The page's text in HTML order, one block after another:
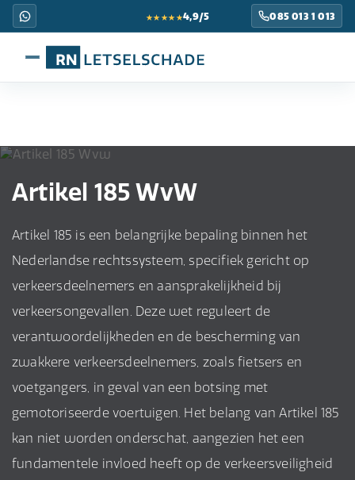
★★★★★4,9/5 085 013 1 013
Artikel 185 WvW
Artikel 185 is een belangrijke bepaling binnen het
Nederlandse rechtssysteem, specifiek gericht op
verkeersdeelnemers en aansprakelijkheid bij
verkeersongevallen. Deze wet reguleert de
verantwoordelijkheden en de bescherming van
zwakkere verkeersdeelnemers, zoals fietsers en
voetgangers, in geval van een botsing met
gemotoriseerde voertuigen. Het belang van Artikel 185
kan niet worden onderschat, aangezien het een
fundamentele invloed heeft op de verkeersveiligheid